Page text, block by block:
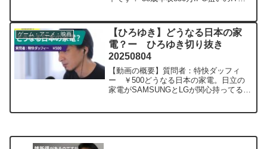
務委託で稼いでいくか迷っています。 八
重山地...
ゲーム・アニメ・映画
【ひろゆき】どうなる日本の家
電？ー ひろゆき切り抜き
20250804
【動画の概要】質問者：特快ダッフィ
ー ￥500どうなる日本の家電。日立の
家電がSAMSUNGとLGが関心持ってるよ